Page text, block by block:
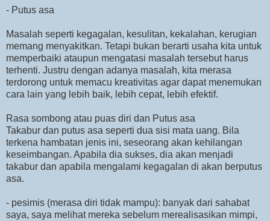
- Putus asa
Masalah seperti kegagalan, kesulitan, kekalahan, kerugian
memang menyakitkan. Tetapi bukan berarti usaha kita untuk
memperbaiki ataupun mengatasi masalah tersebut harus
terhenti. Justru dengan adanya masalah, kita merasa
terdorong untuk memacu kreativitas agar dapat menemukan
cara lain yang lebih baik, lebih cepat, lebih efektif.
Rasa sombong atau puas diri dan Putus asa
Takabur dan putus asa seperti dua sisi mata uang. Bila
terkena hambatan jenis ini, seseorang akan kehilangan
keseimbangan. Apabila dia sukses, dia akan menjadi
takabur dan apabila mengalami kegagalan di akan berputus
asa.
- pesimis (merasa diri tidak mampu): banyak dari sahabat
saya, saya melihat mereka sebelum merealisasikan mimpi,